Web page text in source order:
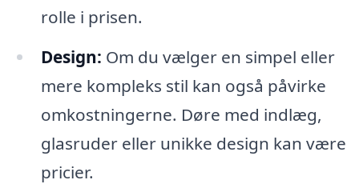
rolle i prisen.
Design: Om du vælger en simpel eller
mere kompleks stil kan også påvirke
omkostningerne. Døre med indlæg,
glasruder eller unikke design kan være
pricier.